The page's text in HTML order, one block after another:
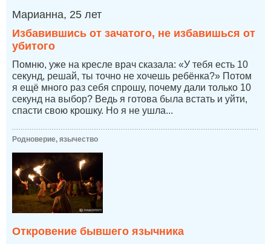
Марианна, 25 лет
Избавившись от зачатого, не избавишься от
убитого
Помню, уже на кресле врач сказала: «У тебя есть 10
секунд, решай, ты точно не хочешь ребёнка?» Потом
я ещё много раз себя спрошу, почему дали только 10
секунд на выбор? Ведь я готова была встать и уйти,
спасти свою крошку. Но я не ушла...
Родноверие, язычество
Откровение бывшего язычника